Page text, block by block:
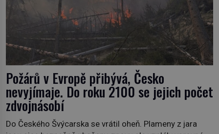
Požárů v Evropě přibývá, Česko
nevyjímaje. Do roku 2100 se jejich počet
zdvojnásobí
Do Českého Švýcarska se vrátil oheň. Plameny z jara